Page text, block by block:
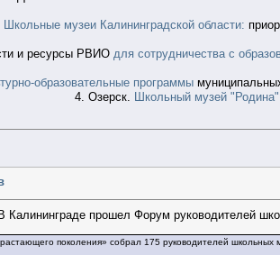
Школьные музеи Калининградской области:
и ресурсы РВИО для сотрудничества с
образовательные программы
4. Озерск.
Школьный музей "Родина"
В Калининграде прошел Форум руководителей
поколения» собрал 175 руководителей школьных